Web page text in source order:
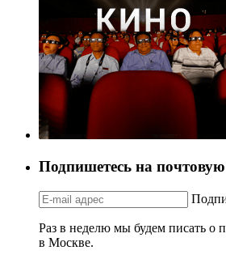
Подпишетесь на
Раз в неделю мы будем писать о
в Москве.